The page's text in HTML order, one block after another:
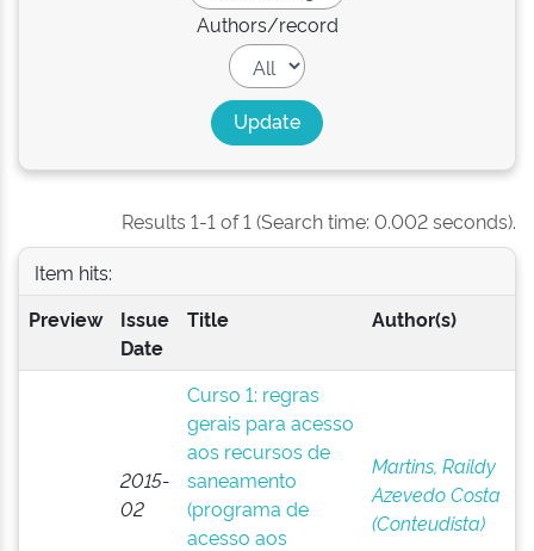
Authors/record
Results 1-1 of 1 (Search time: 0.002 seconds).
Item hits:
Preview
Issue
Date
Title Author(s)
2015-
02
Curso 1: regras
gerais para acesso
aos recursos de
saneamento
(programa de
acesso aos
Martins, Raildy
Azevedo Costa
(Conteudista)